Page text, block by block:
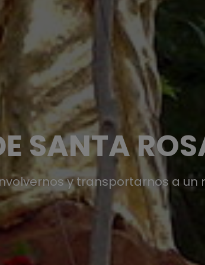
SANTA
y transportarnos a un